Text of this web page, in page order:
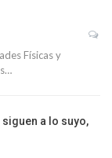
Físicas y
siguen a lo suyo,